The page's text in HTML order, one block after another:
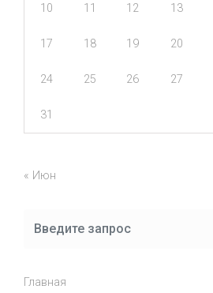
10 11 12 13
17 18 19 20
24 25 26 27
31
« Июн
Главная